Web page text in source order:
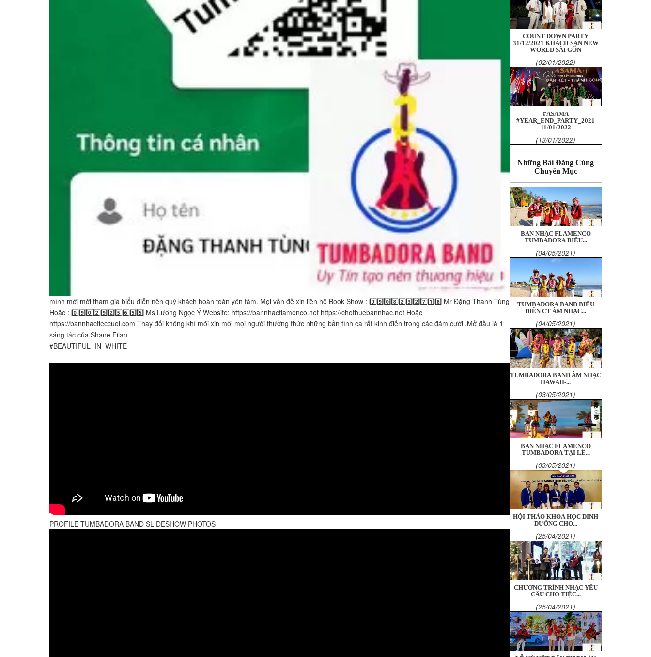
mình mới mời tham gia biểu diễn nên quý khách hoàn toàn yên tâm. Mọi vấn đề xin liên hệ Book Show : 0️⃣9️⃣0️⃣8️⃣2️⃣3️⃣2️⃣7️⃣1️⃣8️⃣ Mr Đặng Thanh Tùng
Hoặc ​​​​: 0️⃣9️⃣0️⃣2️⃣9️⃣2️⃣5️⃣6️⃣5️⃣5️⃣ Ms Lương Ngọc Ý​​​​ Website: https://bannhacflamenco.net​​​​ https://chothuebannhac.net Hoặc
https://bannhactieccuoi.com Thay đổi không khí mới xin mời mọi người thưởng thức những bản tình ca rất kinh điển trong các đám cưới ,Mở đầu là 1
sáng tác của Shane Filan
#BEAUTIFUL_IN_WHITE
PROFILE TUMBADORA BAND SLIDESHOW PHOTOS
COUNT DOWN PARTY
31/12/2021 KHÁCH SẠN NEW
WORLD SÀI GÒN
(02/01/2022)
#ASAMA
#YEAR_END_PARTY_2021
11/01/2022
(13/01/2022)
Những Bài Đăng Cùng
Chuyên Mục
BAN NHẠC FLAMENCO
TUMBADORA BIỂU...
(04/05/2021)
TUMBADORA BAND BIỂU
DIỄN CT ÂM NHẠC...
(04/05/2021)
TUMBADORA BAND ÂM NHẠC
HAWAII-...
(03/05/2021)
BAN NHẠC FLAMENCO
TUMBADORA TẠI LỄ...
(03/05/2021)
HỘI THẢO KHOA HỌC DINH
DƯỠNG CHO...
(25/04/2021)
CHƯƠNG TRÌNH NHẠC YÊU
CẦU CHO TIỆC...
(25/04/2021)